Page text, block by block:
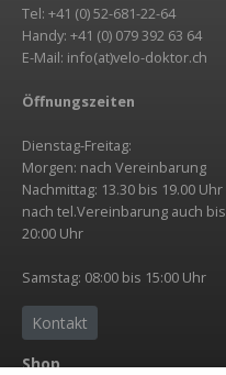
Tel: +41 (0) 52-681-22-64
Handy: +41 (0) 079 392 63 64
E-Mail: info(at)velo-doktor.ch
Öffnungszeiten
Dienstag-Freitag:
Morgen: nach Vereinbarung
Nachmittag: 13.30 bis 19.00 Uhr
nach tel.Vereinbarung auch bis
20:00 Uhr
Samstag: 08:00 bis 15:00 Uhr
Kontakt
Shop